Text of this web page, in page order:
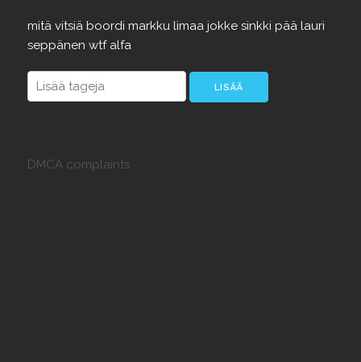
mitä vitsiä boordi markku limaa jokke sinkki pää lauri
seppänen wtf alfa
DMCA complaints